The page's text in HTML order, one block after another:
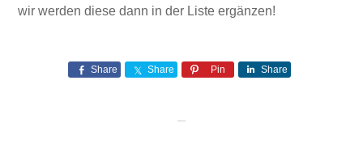
wir werden diese dann in der Liste ergänzen!
Share Share Pin Share